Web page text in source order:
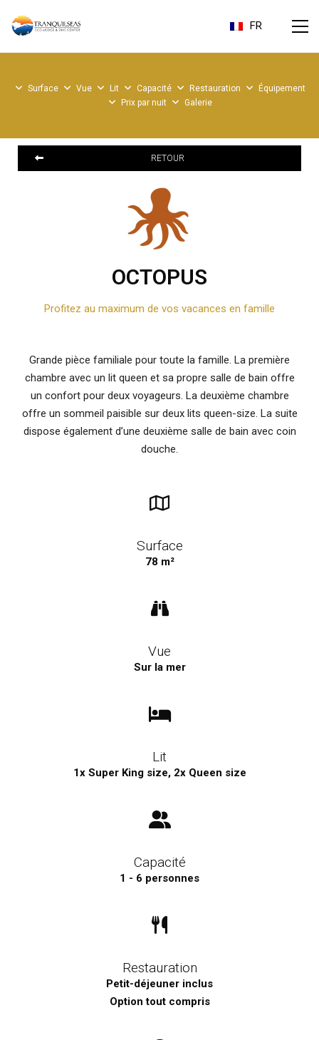
FR
Surface Vue Lit Capacité Restauration
Équipement
Prix par nuit
Galerie
RETOUR
OCTOPUS
Profitez au maximum de vos vacances en famille
Grande pièce familiale pour toute la famille. La première
chambre avec un lit queen et sa propre salle de bain offre
un confort pour deux voyageurs. La deuxième chambre
offre un sommeil paisible sur deux lits queen-size. La suite
dispose également d’une deuxième salle de bain avec coin
douche.
Surface
78 m²
Vue
Sur la mer
Lit
1x Super King size, 2x Queen size
Capacité
1 - 6 personnes
Restauration
Petit-déjeuner inclus
Option tout compris